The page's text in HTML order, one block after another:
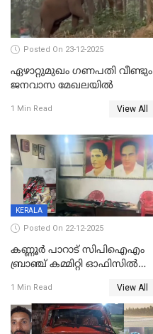
Posted On 23-12-2025
ഏഴാറ്റുമുഖം ഗണപതി വീണ്ടും
ജനവാസ മേഖലയിൽ
1 Min Read View All
KERALA
Posted On 22-12-2025
കണ്ണൂർ പാറാട് സിപിഐഎം
ബ്രാഞ്ച് കമ്മിറ്റി ഓഫിസിൽ
ചിത്രങ്ങളടക്കം കത്തിയ
നിലയിൽ
1 Min Read View All